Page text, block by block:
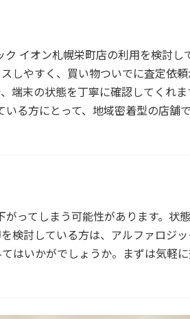
ク イオン札幌栄町店の利用を検討し
しやすく、買い物ついでに査定依
端末の状態を丁寧に確認してくれま
る方にとって、地域密着型の店舗
ってしまう可能性があります。状
検討している方は、 アルファロジッ
はいかがでしょうか。まずは気軽